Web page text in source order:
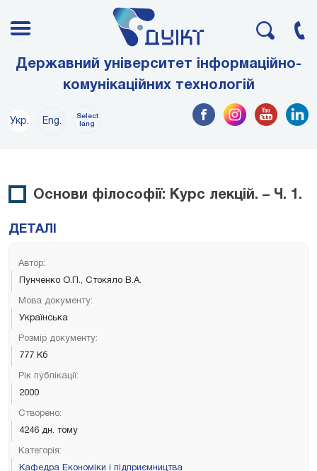
Державний університет інформаційно-
комунікаційних технологій
Укр. Eng.
Select
lang
Основи філософії: Курс лекцій. – Ч. 1.
ДЕТАЛІ
Автор:
Пунченко О.П., Стокяло В.А.
Мова документу:
Українська
Розмір документу:
777 Кб
Рік публікації:
2000
Створено:
4246 дн. тому
Категорія:
Кафедра Економіки і підприємництва